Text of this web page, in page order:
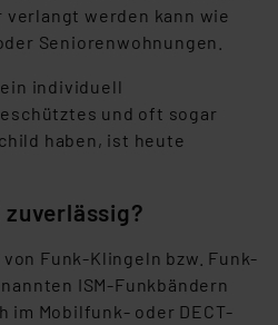
verlangt werden kann wie
Seniorenwohnungen.
individuell
und oft sogar
haben, ist heute
Funk-Klingeln bzw. Funk-
ISM-Funkbändern
im Mobilfunk- oder DECT-